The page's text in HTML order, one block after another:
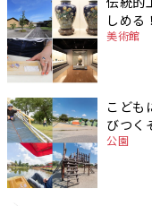
しめる
美術館
こども
びつく
公園